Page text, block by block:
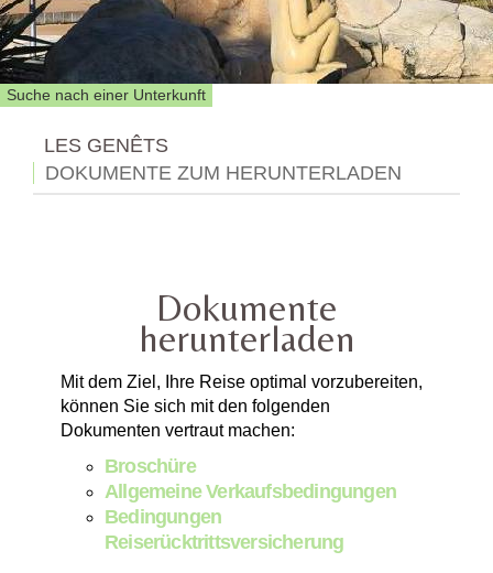
Suche nach einer Unterkunft
LES GENÊTS
DOKUMENTE ZUM HERUNTERLADEN
Dokumente
herunterladen
Mit dem Ziel, Ihre Reise optimal vorzubereiten,
können Sie sich mit den folgenden
Dokumenten vertraut machen:
Broschüre
Allgemeine Verkaufsbedingungen
Bedingungen
Reiserücktrittsversicherung